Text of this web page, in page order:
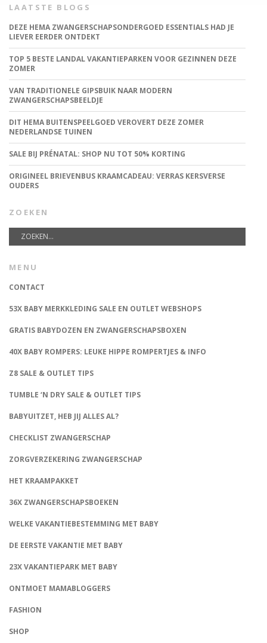
LAATSTE BLOGS
DEZE HEMA ZWANGERSCHAPSONDERGOED ESSENTIALS HAD JE
LIEVER EERDER ONTDEKT
TOP 5 BESTE LANDAL VAKANTIEPARKEN VOOR GEZINNEN DEZE
ZOMER
VAN TRADITIONELE GIPSBUIK NAAR MODERN
ZWANGERSCHAPSBEELDJE
DIT HEMA BUITENSPEELGOED VEROVERT DEZE ZOMER
NEDERLANDSE TUINEN
SALE BIJ PRÉNATAL: SHOP NU TOT 50% KORTING
ORIGINEEL BRIEVENBUS KRAAMCADEAU: VERRAS KERSVERSE
OUDERS
ZOEKEN
MENU
CONTACT
53X BABY MERKKLEDING SALE EN OUTLET WEBSHOPS
GRATIS BABYDOZEN EN ZWANGERSCHAPSBOXEN
40X BABY ROMPERS: LEUKE HIPPE ROMPERTJES & INFO
Z8 SALE & OUTLET TIPS
TUMBLE ‘N DRY SALE & OUTLET TIPS
BABYUITZET, HEB JIJ ALLES AL?
CHECKLIST ZWANGERSCHAP
ZORGVERZEKERING ZWANGERSCHAP
HET KRAAMPAKKET
36X ZWANGERSCHAPSBOEKEN
WELKE VAKANTIEBESTEMMING MET BABY
DE EERSTE VAKANTIE MET BABY
23X VAKANTIEPARK MET BABY
ONTMOET MAMABLOGGERS
FASHION
SHOP